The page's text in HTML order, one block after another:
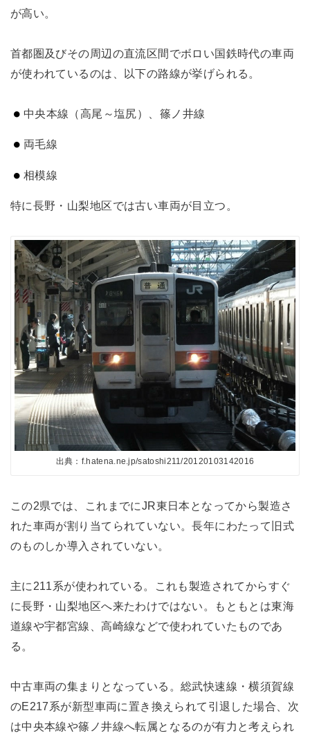
が高い。
首都圏及びその周辺の直流区間でボロい国鉄時代の車両
が使われているのは、以下の路線が挙げられる。
中央本線（高尾～塩尻）、篠ノ井線
両毛線
相模線
特に長野・山梨地区では古い車両が目立つ。
出典：f.hatena.ne.jp/satoshi211/20120103142016
この2県では、これまでにJR東日本となってから製造さ
れた車両が割り当てられていない。長年にわたって旧式
のものしか導入されていない。
主に211系が使われている。これも製造されてからすぐ
に長野・山梨地区へ来たわけではない。もともとは東海
道線や宇都宮線、高崎線などで使われていたものであ
る。
中古車両の集まりとなっている。総武快速線・横須賀線
のE217系が新型車両に置き換えられて引退した場合、次
は中央本線や篠ノ井線へ転属となるのが有力と考えられ